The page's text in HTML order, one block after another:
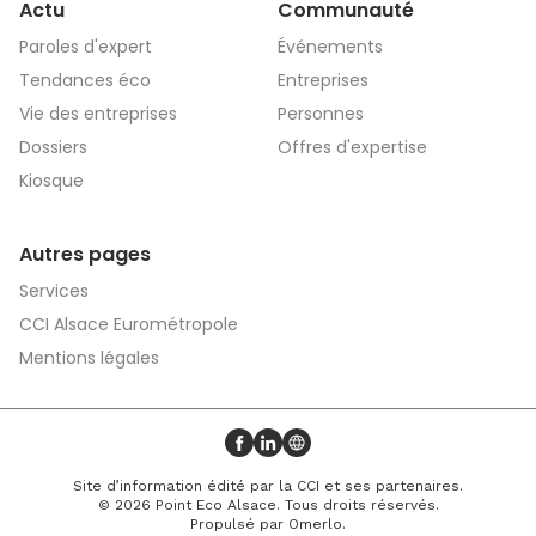
Actu
Paroles d'expert
Tendances éco
Vie des entreprises
Dossiers
Kiosque
Communauté
Événements
Entreprises
Personnes
Offres d'expertise
Autres pages
Services
CCI Alsace Eurométropole
Mentions légales
Profil Facebook
Profil LinkedIn
Site web
Site d’information édité par la CCI et ses partenaires.
© 2026 Point Eco Alsace. Tous droits réservés.
Propulsé par Omerlo.